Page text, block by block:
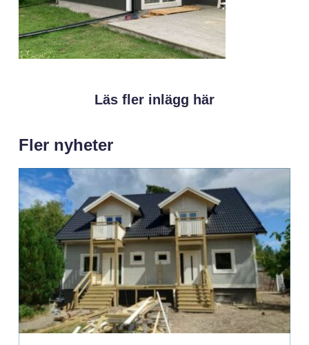
Läs fler inlägg här
Fler nyheter